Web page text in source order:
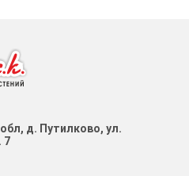
д. Путилково, ул.
7